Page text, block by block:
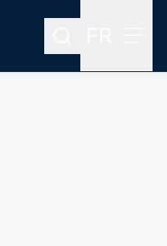
Rechercher